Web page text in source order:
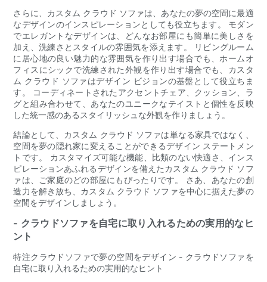
さらに、カスタム クラウド ソファは、あなたの夢の空間に最適
なデザインのインスピレーションとしても役立ちます。 モダン
でエレガントなデザインは、どんなお部屋にも簡単に美しさを
加え、洗練さとスタイルの雰囲気を添えます。 リビングルーム
に居心地の良い魅力的な雰囲気を作り出す場合でも、ホームオ
フィスにシックで洗練された外観を作り出す場合でも、カスタ
ム クラウド ソファはデザイン ビジョンの基盤として役立ちま
す。 コーディネートされたアクセントチェア、クッション、ラ
グと組み合わせて、あなたのユニークなテイストと個性を反映
した統一感のあるスタイリッシュな外観を作りましょう。
結論として、カスタム クラウド ソファは単なる家具ではなく、
空間を夢の隠れ家に変えることができるデザイン ステートメン
トです。 カスタマイズ可能な機能、比類のない快適さ、インス
ピレーションあふれるデザインを備えたカスタム クラウド ソフ
ァは、ご家庭のどの部屋にもぴったりです。 さあ、あなたの創
造力を解き放ち、カスタム クラウド ソファを中心に据えた夢の
空間をデザインしましょう。
- クラウドソファを自宅に取り入れるための実用的なヒ
ント
特注クラウドソファで夢の空間をデザイン - クラウドソファを
自宅に取り入れるための実用的なヒント